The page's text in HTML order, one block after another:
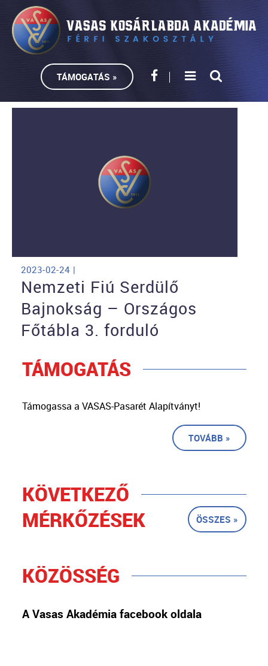
TÁMOGATÁS »
2023-02-24 |
Nemzeti Fiú Serdülő
Bajnokság – Országos
Főtábla 3. forduló
TÁMOGATÁS
Támogassa a VASAS-Pasarét Alapítványt!
TOVÁBB »
KÖVETKEZŐ
MÉRKŐZÉSEK
ÖSSZES »
KÖZÖSSÉG
A Vasas Akadémia facebook oldala